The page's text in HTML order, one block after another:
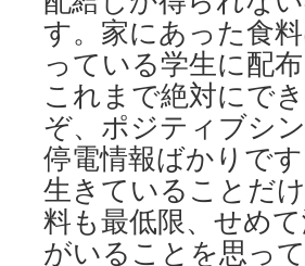
す。家にあった食
っている学生に配
これまで絶対にで
ぞ、ポジティブシ
停電情報ばかりで
生きていることだ
料も最低限、せめ
がいることを思っ